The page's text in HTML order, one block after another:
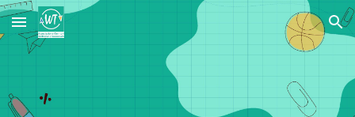
Skip to main content Skip to navigation